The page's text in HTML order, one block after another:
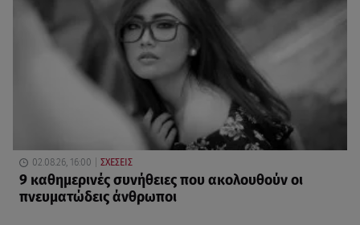
02.08.26, 16:00 ΣΧΕΣΕΙΣ
9 καθημερινές συνήθειες που ακολουθούν οι
πνευματώδεις άνθρωποι